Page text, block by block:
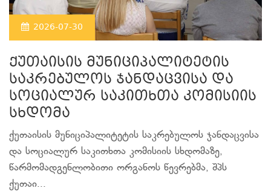
2026-07-30
ქუთაისის მუნიციპალიტეტის
საკრებულოს ჯანდაცვისა და
სოციალურ საკითხთა კომისიის
სხდომა
ქუთაისის მუნიციპალიტეტის საკრებულოს ჯანდაცვისა
და სოციალურ საკითხთა კომისიის სხდომაზე,
წარმომადგენლობითი ორგანოს წევრებმა, შპს
ქუთაი...